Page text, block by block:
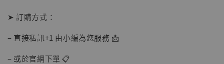
➤ 訂購方式：
– 直接私訊+1 由小編為您服務 📩
– 或於官網下單 📋